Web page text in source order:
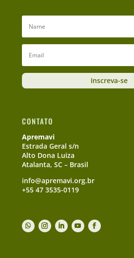
Inscreva-se
CONTATO
Apremavi
Estrada Geral s/n
Alto Dona Luiza
Atalanta, SC – Brasil
info@apremavi.org.br
+55 47 3535-0119